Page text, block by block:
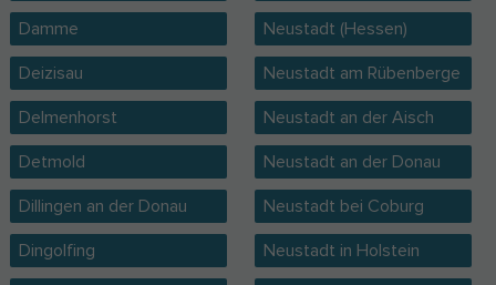
Damme
Deizisau
Delmenhorst
Detmold
Dillingen an der Donau
Dingolfing
Neustadt (Hessen)
Neustadt am Rübenberge
Neustadt an der Aisch
Neustadt an der Donau
Neustadt bei Coburg
Neustadt in Holstein